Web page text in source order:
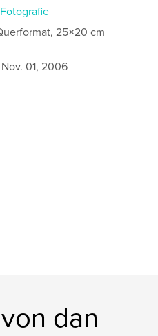
25×20 cm
Nov. 01, 2006
dan